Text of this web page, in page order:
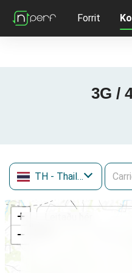
Forrit
3G /
TH - Thailand
+
−